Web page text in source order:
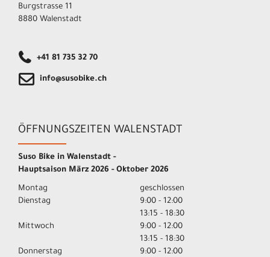
Burgstrasse 11
8880 Walenstadt
+41 81 735 32 70
info@susobike.ch
ÖFFNUNGSZEITEN WALENSTADT
Suso Bike in Walenstadt -
Hauptsaison März 2026 - Oktober 2026
Montag
geschlossen
Dienstag
9:00 - 12:00
13:15 - 18:30
Mittwoch
9:00 - 12:00
13:15 - 18:30
Donnerstag
9:00 - 12:00